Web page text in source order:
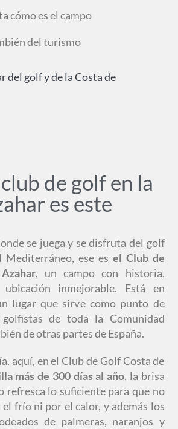
cómo es el campo
del turismo
del golf y de la Costa de
de golf en la
es este
se juega y se disfruta del golf
Mediterráneo, ese es el Club de
, un campo con historia,
inmejorable. Está en
lugar que sirve como punto de
de toda la Comunidad
de otras partes de España.
aquí, en el Club de Golf Costa de
más de 300 días al año, la brisa
refresca lo suficiente para que no
frío ni por el calor, y además los
de palmeras, naranjos y